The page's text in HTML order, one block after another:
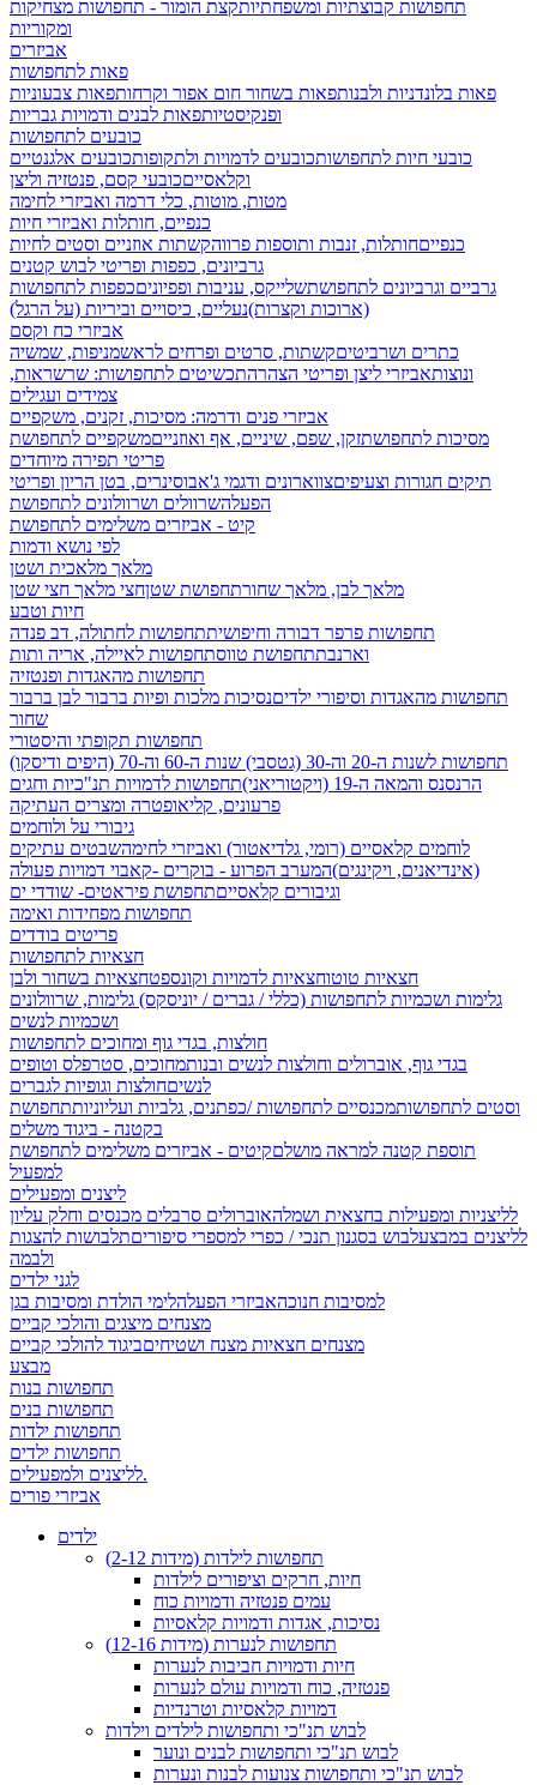
תחפושות קבוצתיות ומשפחתיותקצת הומור - תחפושות מצחיקות
ומקוריות
אביזרים
פאות לתחפושות
פאות בלונדניות ולבנותפאות בשחור חום אפור וקרחותפאות צבעוניות
ופנקיסטיותפאות לבנים ודמויות גבריות
כובעים לתחפושות
כובעי חיות לתחפושותכובעים לדמויות ולתקופותכובעים אלגנטיים
וקלאסייםכובעי קסם, פנטזיה וליצן
מטות, מוטות, כלי דרמה ואביזרי לחימה
כנפיים, חותלות ואביזרי חיות
כנפייםחותלות, זנבות ותוספות פרווהקשתות אוזניים וסטים לחיות
גרביונים, כפפות ופריטי לבוש קטנים
גרביים וגרביונים לתחפושתשלייקס, עניבות ופפיוניםכפפות לתחפושות
(ארוכות וקצרות)נעליים, כיסויים וביריות (על הרגל)
אביזרי כח וקסם
כתרים ושרביטיםקשתות, סרטים ופרחים לראשמניפות, שמשיה
ונוצותאביזרי ליצן ופריטי הצהרהתכשיטים לתחפושות: שרשראות,
צמידים ועגילים
אביזרי פנים ודרמה: מסיכות, זקנים, משקפיים
מסיכות לתחפושתזקן, שפם, שיניים, אף ואוזנייםמשקפיים לתחפושת
פריטי תפירה מיוחדים
תיקים חגורות וצעיפיםצווארונים ודגמי ג'אבוסינרים, בטן הריון ופריטי
הפעלהשרוולים ושרוולונים לתחפושת
קיט - אביזרים משלימים לתחפושת
לפי נושא ודמות
מלאך מלאכית ושטן
מלאך לבן, מלאך שחורתחפושת שטןחצי מלאך חצי שטן
חיות וטבע
תחפושות פרפר דבורה וחיפושיתתחפושות לחתולה, דב פנדה
וארנבתתחפושת טווסתחפושות לאיילה, אריה ותות
תחפושות מהאגדות ופנטזיה
תחפושות מהאגדות וסיפורי ילדיםנסיכות מלכות ופיות ברבור לבן ברבור
שחור
תחפושות תקופתי והיסטורי
תחפושות לשנות ה-20 וה-30 (גטסבי)
שנות ה-60 וה-70 (היפים ודיסקו)
הרנסנס והמאה ה-19 (ויקטוריאני)
תחפושות לדמויות תנ"כיות וחגים
פרעונים, קליאופטרה ומצרים העתיקה
גיבורי על ולוחמים
לוחמים קלאסיים (רומי, גלדיאטור) ואביזרי לחימהשבטים עתיקים
(אינדיאנים, ויקינגים)המערב הפרוע - בוקרים -קאבוי דמויות פעולה
וגיבורים קלאסייםתחפושת פיראטים- שודדי ים
תחפושות מפחידות ואימה
פריטים בודדים
חצאיות לתחפושות
חצאיות טוטוחצאיות לדמויות וקונספטחצאיות בשחור ולבן
גלימות ושכמיות לתחפושות (כללי / גברים / יוניסקס) גלימות, שרוולונים
ושכמיות לנשים
חולצות, בגדי גוף ומחוכים לתחפושות
בגדי גוף, אוברולים וחולצות לנשים ובנותמחוכים, סטרפלס וטופים
לנשיםחולצות וגופיות לגברים
וסטים לתחפושותמכנסיים לתחפושות /כפתנים, גלביות ועליוניותתחפושת
בקטנה - ביגוד משלים
תוספת קטנה למראה מושלםקיטים - אביזרים משלימים לתחפושת
למפעיל
ליצנים ומפעילים
לליצניות ומפעילות בחצאית ושמלהאוברולים סרבלים מכנסים וחלק עליון
לליצנים במבצעלבוש בסגנון תנכי / כפרי למספרי סיפוריםתלבושות להצגות
ולבמה
לגני ילדים
למסיבות חנוכהאביזרי הפעלהלימי הולדת ומסיבות בגן
מצנחים מיצגים והולכי קביים
מצנחים חצאיות מצנח ושטיחיםביגוד להולכי קביים
מבצע
תחפושות בנות
תחפושות בנים
תחפושות ילדות
תחפושות ילדים
לליצנים ולמפעילים.
אביזרי פורים
ילדים
תחפושות לילדות (מידות 2-12)
חיות, חרקים וציפורים לילדות
עמים פנטזיה ודמויות כוח
נסיכות, אגדות ודמויות קלאסיות
תחפושות לנערות (מידות 12-16)
חיות ודמויות חביבות לנערות
פנטזיה, כוח ודמויות עולם לנערות
דמויות קלאסיות וטרנדיות
לבוש תנ"כי ותחפושות לילדים וילדות
לבוש תנ"כי ותחפושות לבנים ונוער
לבוש תנ"כי ותחפושות צנועות לבנות ונערות